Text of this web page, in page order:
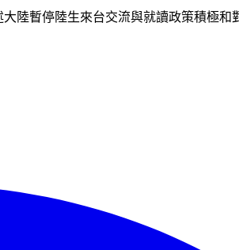
陸暫停陸生來台交流與就讀政策積極